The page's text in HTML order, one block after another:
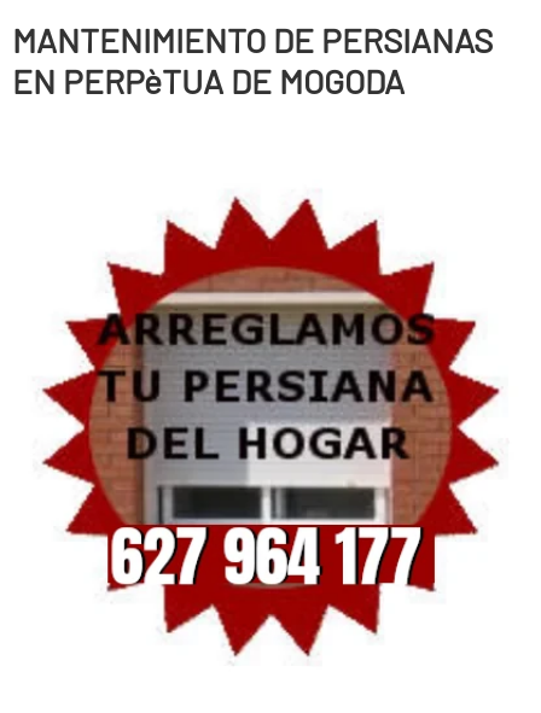
MANTENIMIENTO DE PERSIANAS
EN PERPèTUA DE MOGODA